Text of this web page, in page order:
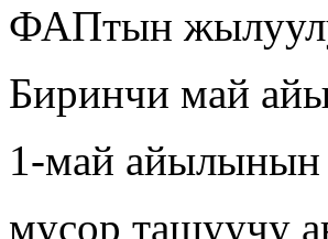
ФАПтын
Биринчи май
1-май айылынын
мусор ташуучу